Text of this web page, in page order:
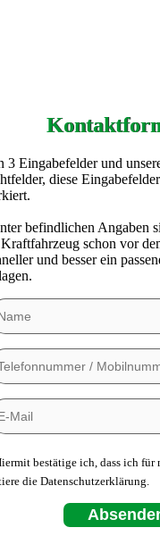
3 Eingabefelder und
diese
befindlichen Angaben
schon vor
und besser ein
bestätige ich, dass ich
die Datenschutzerklärung.